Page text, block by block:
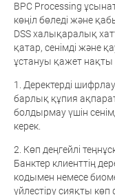
BPC Processing
көңіл бөледі және
DSS халықаралық
қатар, сенімді және
ұстануы қажет нақты
1. Деректерді
барлық құпия
болдырмау үшін
керек.
2. Көп деңгейлі
Банктер клиенттің
кодымен немесе
үйлестіру сияқты көп